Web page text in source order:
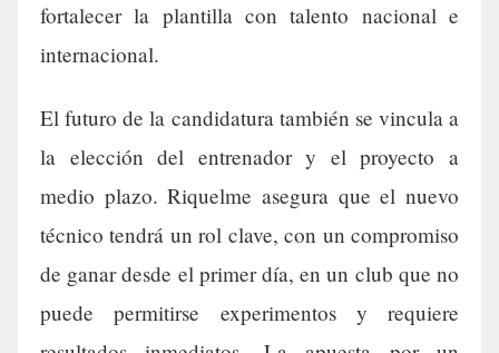
fortalecer la plantilla con talento nacional e
internacional.
El futuro de la candidatura también se vincula a
la elección del entrenador y el proyecto a
medio plazo. Riquelme asegura que el nuevo
técnico tendrá un rol clave, con un compromiso
de ganar desde el primer día, en un club que no
puede permitirse experimentos y requiere